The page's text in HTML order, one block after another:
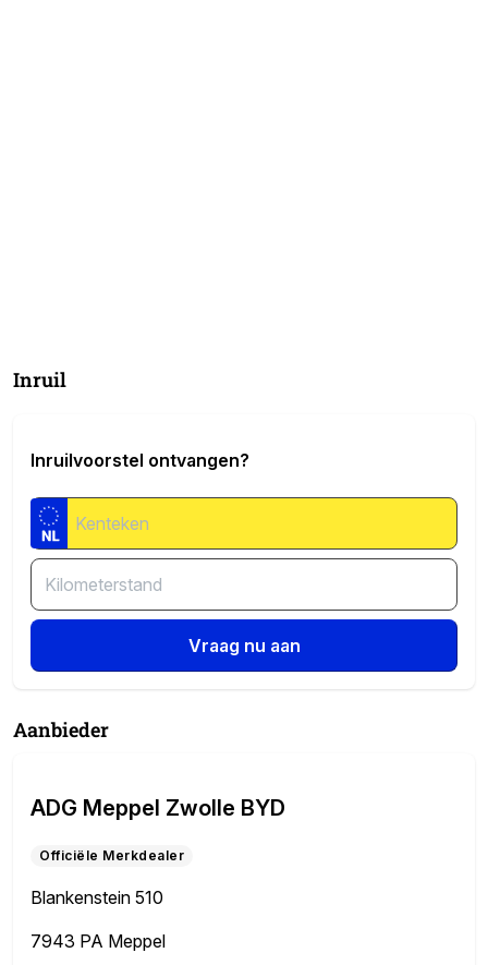
Inruil
Inruilvoorstel ontvangen?
Vraag nu aan
Aanbieder
ADG Meppel Zwolle BYD
Officiële Merkdealer
Blankenstein 510
7943 PA Meppel